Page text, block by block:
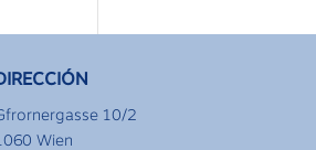
10/2
Wien